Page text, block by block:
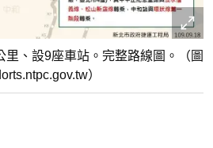
、設9座車站。完整路線圖。（圖
）